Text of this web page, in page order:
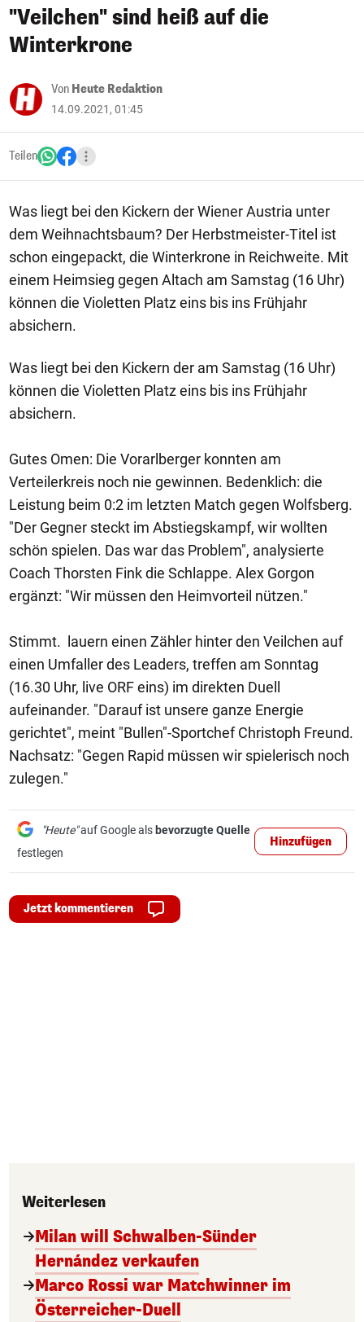
"Veilchen" sind heiß auf die
Winterkrone
Von Heute Redaktion
14.09.2021, 01:45
Teilen
Was liegt bei den Kickern der Wiener Austria unter
dem Weihnachtsbaum? Der Herbstmeister-Titel ist
schon eingepackt, die Winterkrone in Reichweite. Mit
einem Heimsieg gegen Altach am Samstag (16 Uhr)
können die Violetten Platz eins bis ins Frühjahr
absichern.
Was liegt bei den Kickern der am Samstag (16 Uhr)
können die Violetten Platz eins bis ins Frühjahr
absichern.
Gutes Omen: Die Vorarlberger konnten am
Verteilerkreis noch nie gewinnen. Bedenklich: die
Leistung beim 0:2 im letzten Match gegen Wolfsberg.
"Der Gegner steckt im Abstiegskampf, wir wollten
schön spielen. Das war das Problem", analysierte
Coach Thorsten Fink die Schlappe. Alex Gorgon
ergänzt: "Wir müssen den Heimvorteil nützen."
Stimmt. lauern einen Zähler hinter den Veilchen auf
einen Umfaller des Leaders, treffen am Sonntag
(16.30 Uhr, live ORF eins) im direkten Duell
aufeinander. "Darauf ist unsere ganze Energie
gerichtet", meint "Bullen"-Sportchef Christoph Freund.
Nachsatz: "Gegen Rapid müssen wir spielerisch noch
zulegen."
"Heute"auf Google als bevorzugte Quelle
festlegen
Hinzufügen
Jetzt kommentieren
Weiterlesen
Milan will Schwalben-Sünder
Hernández verkaufen
Marco Rossi war Matchwinner im
Österreicher-Duell